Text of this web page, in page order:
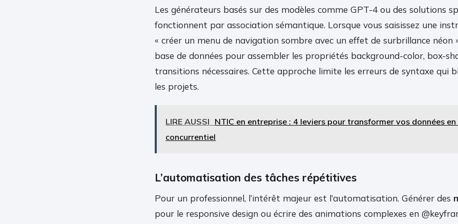
Les générateurs basés sur des modèles comme GPT-4 ou des solutions
fonctionnent par association sémantique. Lorsque vous saisissez une
« créer un menu de navigation sombre avec un effet de surbrillance néon
base de données pour assembler les propriétés background-color, box-
transitions nécessaires. Cette approche limite les erreurs de syntaxe qui
les projets.
LIRE AUSSI NTIC en entreprise : 4 leviers pour transformer vos données
concurrentiel
L’automatisation des tâches répétitives
Pour un professionnel, l’intérêt majeur est l’automatisation. Générer des
pour le responsive design ou écrire des animations complexes en